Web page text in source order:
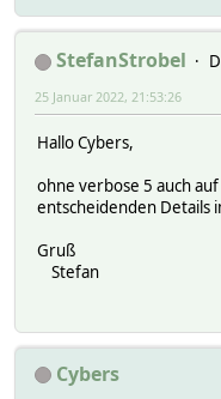
StefanStrobel
25 Januar 2022, 21:53:26
Hallo Cybers,
ohne verbose 5 auch
entscheidenden Details
Gruß
Stefan
Cybers